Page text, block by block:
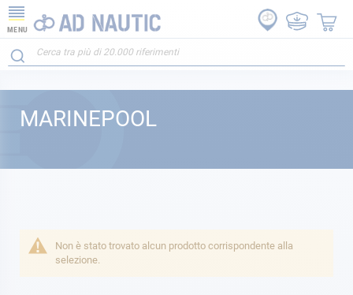
MENU
MARINEPOOL
Non è stato trovato alcun prodotto corrispondente alla
selezione.